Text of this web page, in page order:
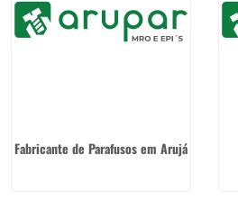
Fabricante de Parafusos em Arujá